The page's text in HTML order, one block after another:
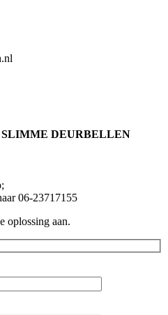
DEURBELLEN
06-23717155
oplossing aan.